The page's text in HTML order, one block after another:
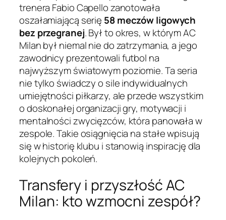
trenera Fabio Capello zanotowała
oszałamiającą serię 58 meczów ligowych
bez przegranej. Był to okres, w którym AC
Milan był niemal nie do zatrzymania, a jego
zawodnicy prezentowali futbol na
najwyższym światowym poziomie. Ta seria
nie tylko świadczy o sile indywidualnych
umiejętności piłkarzy, ale przede wszystkim
o doskonałej organizacji gry, motywacji i
mentalności zwycięzców, która panowała w
zespole. Takie osiągnięcia na stałe wpisują
się w historię klubu i stanowią inspirację dla
kolejnych pokoleń.
Transfery i przyszłość AC
Milan: kto wzmocni zespół?